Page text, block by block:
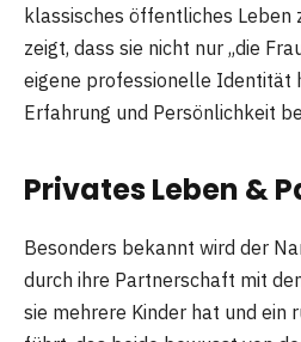
klassisches öffentliches Leben
zeigt, dass sie nicht nur „die
eigene professionelle Identität
Erfahrung und Persönlichkeit
Privates Leben &
Besonders bekannt wird der
durch ihre Partnerschaft mit
sie mehrere Kinder hat und ein